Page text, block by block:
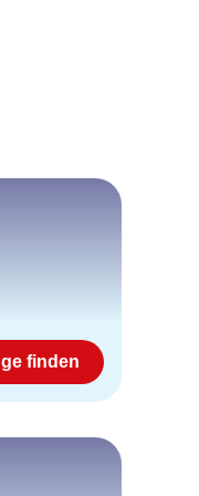
finden